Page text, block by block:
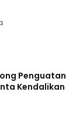
Penguatan
Kendalikan